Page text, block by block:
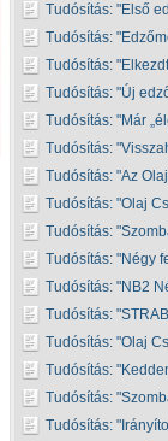
Tudósítás:
Első
Tudósítás:
Tudósítás:
Tudósítás: Új
Tudósítás:
Már
Tudósítás:
Tudósítás: Az
Tudósítás: Olaj
Tudósítás:
Tudósítás:
Négy
Tudósítás:
NB2
Tudósítás:
Tudósítás: Olaj
Tudósítás:
Tudósítás:
Tudósítás: